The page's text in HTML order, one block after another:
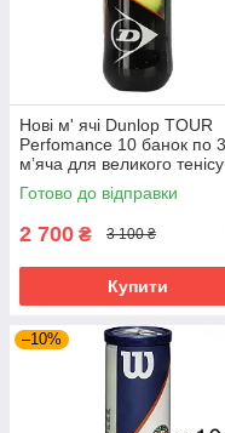
Нові м' ячі Dunlop TOUR
Perfomance 10 банок по 3
мʼяча для великого тенісу
Готово до відправки
2 700 ₴ 3 100 ₴
Купити
–10%